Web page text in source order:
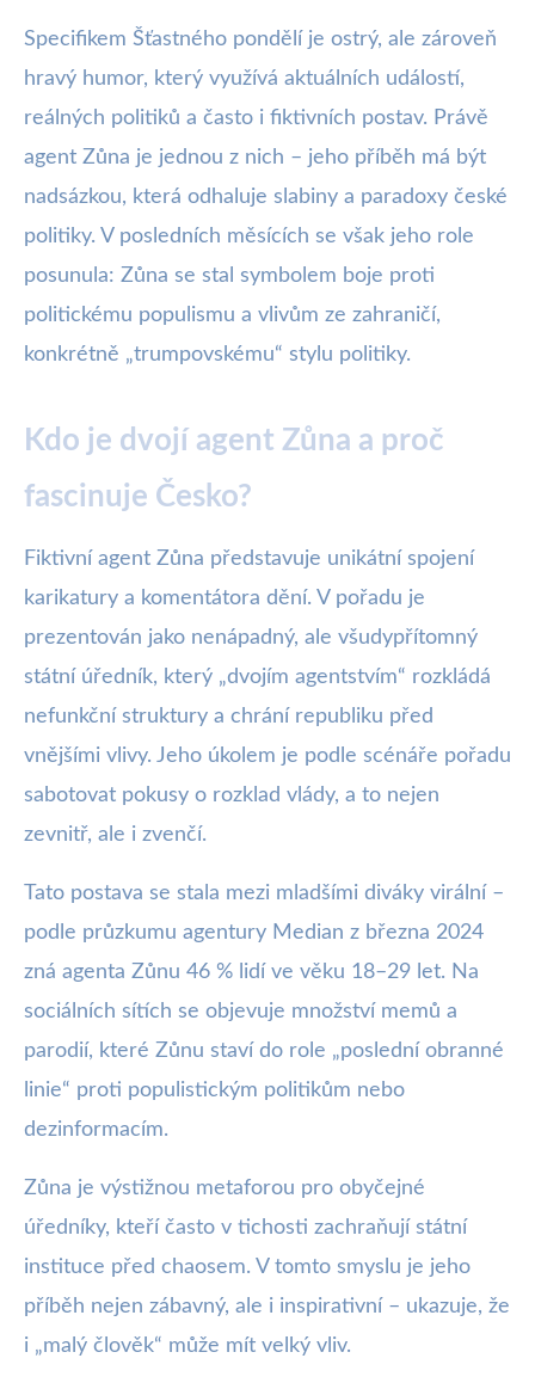
Specifikem Šťastného pondělí je ostrý, ale zároveň
hravý humor, který využívá aktuálních událostí,
reálných politiků a často i fiktivních postav. Právě
agent Zůna je jednou z nich – jeho příběh má být
nadsázkou, která odhaluje slabiny a paradoxy české
politiky. V posledních měsících se však jeho role
posunula: Zůna se stal symbolem boje proti
politickému populismu a vlivům ze zahraničí,
konkrétně „trumpovskému“ stylu politiky.
Kdo je dvojí agent Zůna a proč
fascinuje Česko?
Fiktivní agent Zůna představuje unikátní spojení
karikatury a komentátora dění. V pořadu je
prezentován jako nenápadný, ale všudypřítomný
státní úředník, který „dvojím agentstvím“ rozkládá
nefunkční struktury a chrání republiku před
vnějšími vlivy. Jeho úkolem je podle scénáře pořadu
sabotovat pokusy o rozklad vlády, a to nejen
zevnitř, ale i zvenčí.
Tato postava se stala mezi mladšími diváky virální –
podle průzkumu agentury Median z března 2024
zná agenta Zůnu 46 % lidí ve věku 18–29 let. Na
sociálních sítích se objevuje množství memů a
parodií, které Zůnu staví do role „poslední obranné
linie“ proti populistickým politikům nebo
dezinformacím.
Zůna je výstižnou metaforou pro obyčejné
úředníky, kteří často v tichosti zachraňují státní
instituce před chaosem. V tomto smyslu je jeho
příběh nejen zábavný, ale i inspirativní – ukazuje, že
i „malý člověk“ může mít velký vliv.